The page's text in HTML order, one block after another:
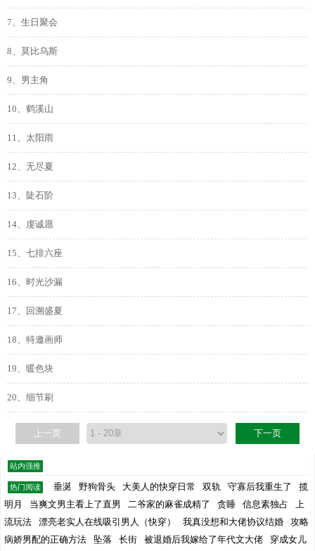
7、生日聚会
8、莫比乌斯
9、男主角
10、鹤溪山
11、太阳雨
12、无尽夏
13、陡石阶
14、虔诚愿
15、七排六座
16、时光沙漏
17、回溯盛夏
18、特邀画师
19、暖色块
20、细节刷
上一页 下一页
站内强推
热门阅读 垂涎 野狗骨头 大美人的快穿日常 双轨 守寡后我重生了
揽
明月
当爽文男主看上了直男 二爷家的麻雀成精了 贪睡 信息素独占
上
流玩法
漂亮老实人在线吸引男人（快穿） 我真没想和大佬协议结婚
攻略
病娇男配的正确方法
坠落 长街 被退婚后我嫁给了年代文大佬 穿成女儿